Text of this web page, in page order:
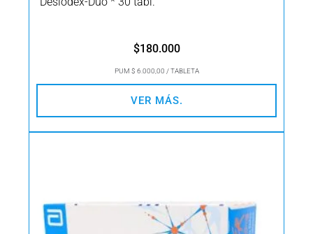
$180.000
PUM $ 6.000,00 / TABLETA
VER MÁS.